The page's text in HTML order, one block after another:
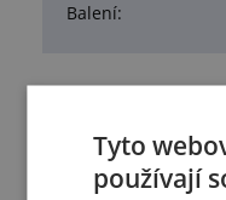
Balení:
Služby
Tyto
používají